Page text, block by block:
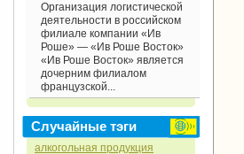
Организация логистической
деятельности в российском
филиале компании «Ив
Роше» — «Ив Роше Восток»
«Ив Роше Восток» является
дочерним филиалом
французской...
Случайные тэги
алкогольная продукция